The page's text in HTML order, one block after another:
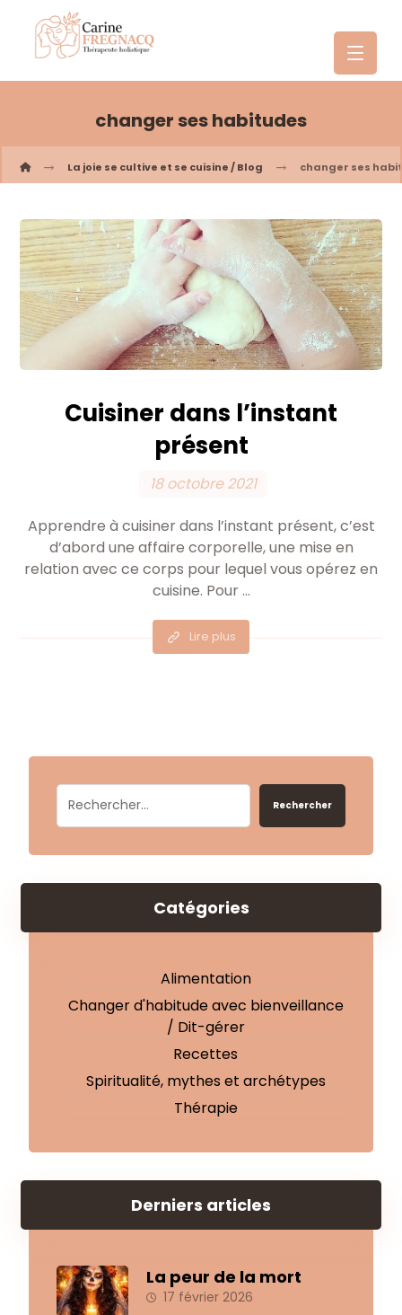
changer ses habitudes
La joie se cultive et se cuisine / Blog changer ses
Cuisiner dans l’instant
présent
18 octobre 2021
Apprendre à cuisiner dans l’instant présent, c’est
d’abord une affaire corporelle, une mise en
relation avec ce corps pour lequel vous opérez en
cuisine. Pour ...
Lire plus
Rechercher
Catégories
Alimentation
Changer d'habitude avec bienveillance
/ Dit-gérer
Recettes
Spiritualité, mythes et archétypes
Thérapie
Derniers articles
La peur de la mort
17 février 2026